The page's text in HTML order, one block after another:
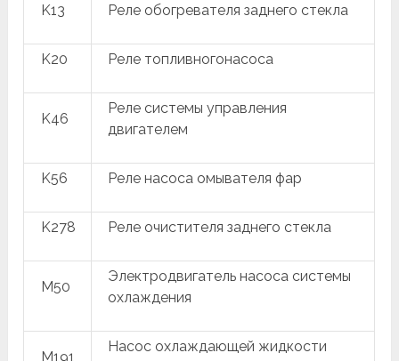
K13 Реле обогревателя заднего стекла
K20 Реле топливногонасоса
K46
Реле системы управления
двигателем
K56 Реле насоса омывателя фар
K278 Реле очистителя заднего стекла
M50
Электродвигатель насоса системы
охлаждения
M191
Насос охлаждающей жидкости